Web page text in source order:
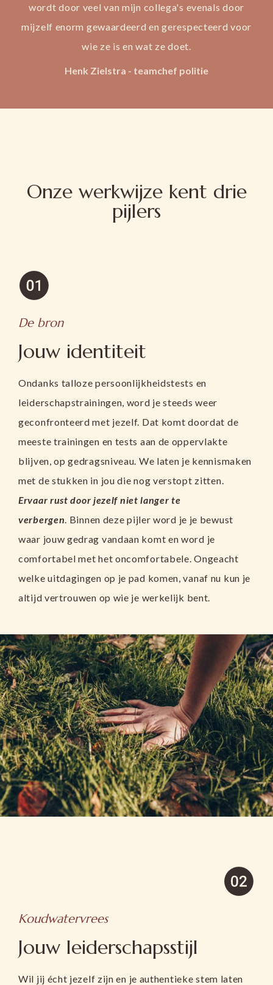
wordt door veel van mijn collega's evenals door
mijzelf enorm gewaardeerd en gerespecteerd voor
wie ze is en wat ze doet.
Henk Zielstra - teamchef politie
Onze werkwijze kent drie
pijlers
De bron
Jouw identiteit
Ondanks talloze persoonlijkheidstests en
leiderschapstrainingen, word je steeds weer
geconfronteerd met jezelf. Dat komt doordat de
meeste trainingen en tests aan de oppervlakte
blijven, op gedragsniveau. We laten je kennismaken
met de stukken in jou die nog verstopt zitten.
Ervaar rust door jezelf niet langer te
verbergen. Binnen deze pijler word je je bewust
waar jouw gedrag vandaan komt en word je
comfortabel met het oncomfortabele. Ongeacht
welke uitdagingen op je pad komen, vanaf nu kun je
altijd vertrouwen op wie je werkelijk bent.
Koudwatervrees
Jouw leiderschapsstijl
Wil jij écht jezelf zijn en je authentieke stem laten